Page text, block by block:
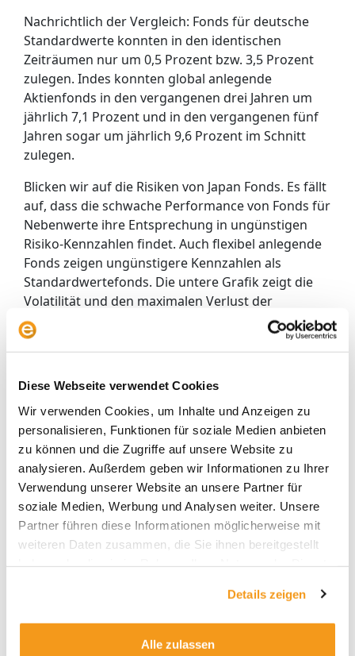
Diese Webseite verwendet Cookies
Wir verwenden Cookies, um Inhalte und Anzeigen zu
personalisieren, Funktionen für soziale Medien anbieten
zu können und die Zugriffe auf unsere Website zu
analysieren. Außerdem geben wir Informationen zu Ihrer
Verwendung unserer Website an unsere Partner für
soziale Medien, Werbung und Analysen weiter. Unsere
Partner führen diese Informationen möglicherweise mit
weiteren Daten zusammen, die Sie ihnen bereitgestellt
Details zeigen
Alle zulassen
Nachrichtlich der Vergleich: Fonds für deutsche
Standardwerte konnten in den identischen
Zeiträumen nur um 0,5 Prozent bzw. 3,5 Prozent
zulegen. Indes konnten global anlegende
Aktienfonds in den vergangenen drei Jahren um
jährlich 7,1 Prozent und in den vergangenen fünf
Jahren sogar um jährlich 9,6 Prozent im Schnitt
zulegen.
Blicken wir auf die Risiken von Japan Fonds. Es fällt
auf, dass die schwache Performance von Fonds für
Nebenwerte ihre Entsprechung in ungünstigen
Risiko-Kennzahlen findet. Auch flexibel anlegende
Fonds zeigen ungünstigere Kennzahlen als
Standardwertefonds. Die untere Grafik zeigt die
Volatilität und den maximalen Verlust der
vergangenen fünf Jahre in den drei
Fondskategorien. Standardwerte haben eine
deutlich stabilere Entwicklung gezeigt.
Risiken von Japan Fonds:
Volatilität und maximaler
Verlust seit 2017